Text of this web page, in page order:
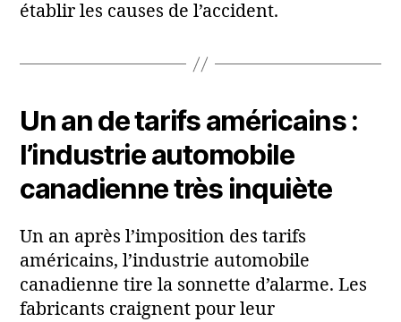
établir les causes de l’accident.
Un an de tarifs américains :
l’industrie automobile
canadienne très inquiète
Un an après l’imposition des tarifs
américains, l’industrie automobile
canadienne tire la sonnette d’alarme. Les
fabricants craignent pour leur